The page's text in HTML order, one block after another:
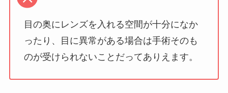
目の奥にレンズを入れる空間が十分になか
ったり、目に異常がある場合は手術そのも
のが受けられないことだってありえます。